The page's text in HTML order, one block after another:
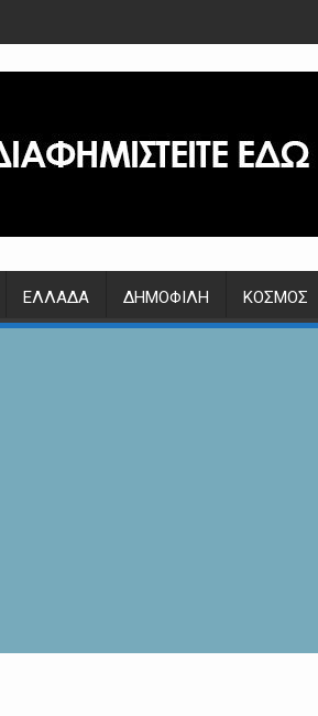
ΕΛΛΆΔΑ ΔΗΜΟΦΙΛΉ ΚΌΣΜΟΣ